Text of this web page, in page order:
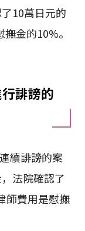
10萬日元的
金的10%。
誹謗的
續誹謗的案
法院確認了
師費用是慰撫